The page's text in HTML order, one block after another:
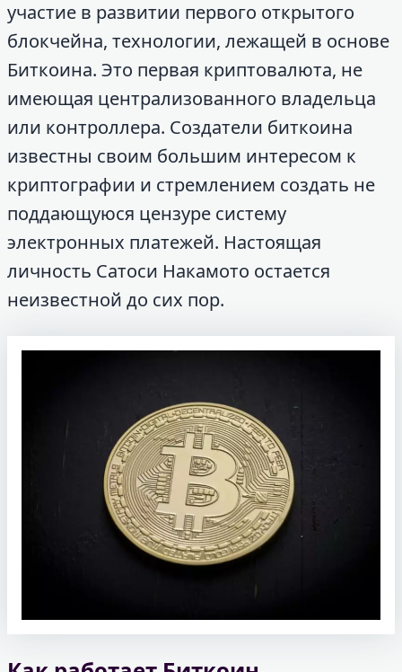
участие в развитии первого открытого
блокчейна, технологии, лежащей в основе
Биткоина. Это первая криптовалюта, не
имеющая централизованного владельца
или контроллера. Создатели биткоина
известны своим большим интересом к
криптографии и стремлением создать не
поддающуюся цензуре систему
электронных платежей. Настоящая
личность Сатоси Накамото остается
неизвестной до сих пор.